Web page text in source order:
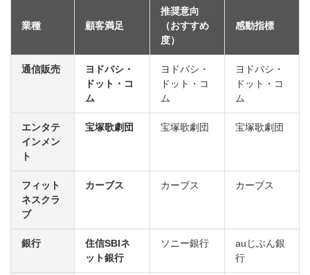
業種 顧客満足
推奨意向
（おすすめ
度）
感動指標
通信販売
ヨドバシ・
ドット・コ
ム
ヨドバシ・
ドット・コ
ム
ヨドバシ・
ドット・コ
ム
エンタテ
インメン
ト
宝塚歌劇団 宝塚歌劇団 宝塚歌劇団
フィット
ネスクラ
ブ
カーブス カーブス カーブス
銀行
住信SBIネ
ット銀行
ソニー銀行
auじぶん銀
行